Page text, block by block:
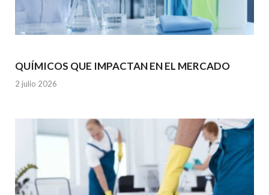
QUÍMICOS QUE IMPACTAN EN EL MERCADO
2 julio 2026